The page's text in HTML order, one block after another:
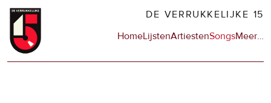
Overslaan
naar
DE VERRUKKELIJKE 15
Hoofdnavigatie
HomeLijstenArtiestenSongsMeerop
…